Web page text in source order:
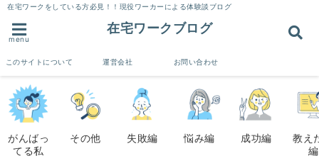
在宅ワークをしている方必見！！現役ワーカーによる体験談ブログ
menu
在宅ワークブログ
このサイトについて 運営会社 お問い合わせ
がんばっ
てる私
その他 失敗編 悩み編 成功編
教え
編